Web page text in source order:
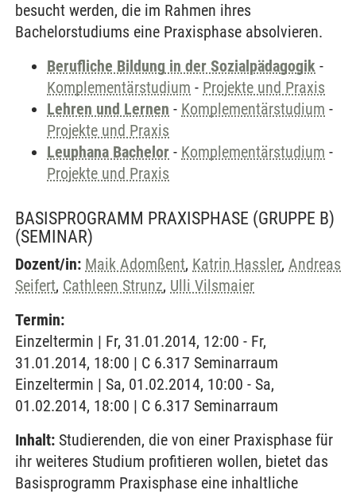
besucht werden, die im Rahmen ihres
Bachelorstudiums eine Praxisphase absolvieren.
Berufliche Bildung in der Sozialpädagogik -
Komplementärstudium - Projekte und Praxis
Lehren und Lernen - Komplementärstudium -
Projekte und Praxis
Leuphana Bachelor - Komplementärstudium -
Projekte und Praxis
BASISPROGRAMM PRAXISPHASE (GRUPPE B)
(SEMINAR)
Dozent/in: Maik Adomßent, Katrin Hassler, Andreas
Seifert, Cathleen Strunz, Ulli Vilsmaier
Termin:
Einzeltermin | Fr, 31.01.2014, 12:00 - Fr,
31.01.2014, 18:00 | C 6.317 Seminarraum
Einzeltermin | Sa, 01.02.2014, 10:00 - Sa,
01.02.2014, 18:00 | C 6.317 Seminarraum
Inhalt: Studierenden, die von einer Praxisphase für
ihr weiteres Studium profitieren wollen, bietet das
Basisprogramm Praxisphase eine inhaltliche